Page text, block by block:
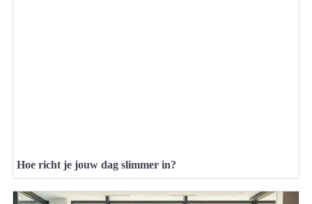
Hoe richt je jouw dag slimmer in?